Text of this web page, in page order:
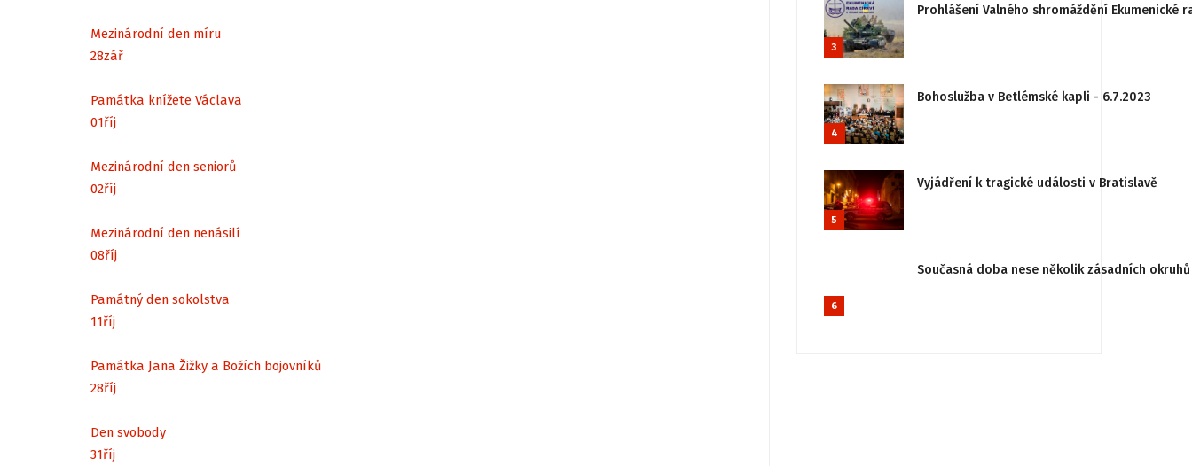
Mezinárodní den míru
28zář
Památka knížete Václava
01říj
Mezinárodní den seniorů
02říj
Mezinárodní den nenásilí
08říj
Památný den sokolstva
11říj
Památka Jana Žižky a Božích bojovníků
28říj
Den svobody
31říj
3
Prohlášení Valného shromáždění
4
Bohoslužba v Betlémské kapli - 6.7.2023
5
Vyjádření k tragické události v Bratislavě
6
Současná doba nese několik zásadních